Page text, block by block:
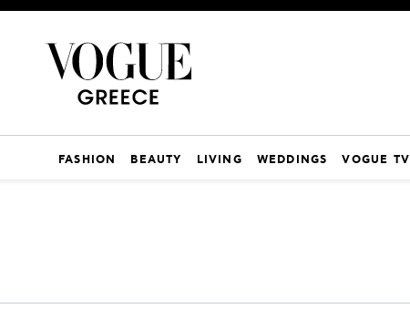
FASHION BEAUTY LIVING WEDDINGS VOGUE TV